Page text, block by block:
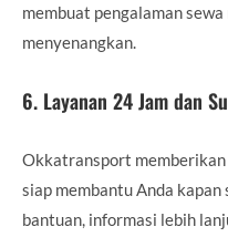
membuat pengalaman
menyenangkan.
6. Layanan 24 Jam dan
Okkatransport memberikan
siap membantu Anda
bantuan, informasi lebih